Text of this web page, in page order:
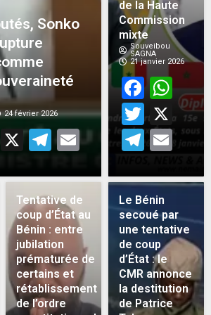
Sonko
24 février 2026
X Telegram
Email
de la Haute
Commission
mixte
Souveibou
SAGNA
21 janvier 2026
X
Tentative de
coup d’État au
Bénin : entre
jubilation
prématurée de
certains et
rétablissement
de l’ordre
Le Bénin
secoué par
une tentative
de coup
d’État : le
CMR annonce
la destitution
de Patrice